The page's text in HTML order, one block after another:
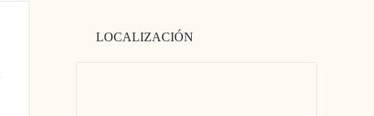
LOCALIZACIÓN